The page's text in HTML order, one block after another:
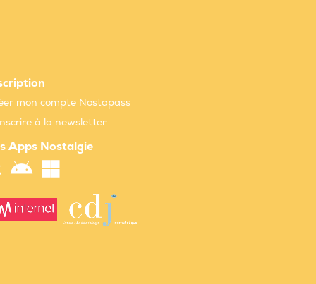
mon compte Nostapass
à la newsletter
Apps Nostalgie